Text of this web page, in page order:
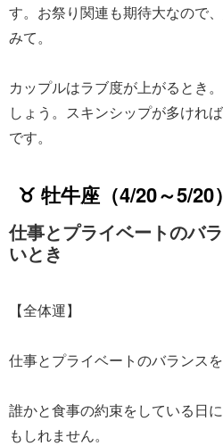
す。お祭り関連も期待大なので
みて。
カップルはラブ度が上がるとき
しょう。スキンシップが多けれ
です。
♉ 牡牛座（4/20～5/20）
仕事とプライベートのバ
いとき
【全体運】
仕事とプライベートのバランス
誰かと食事の約束をしている日
もしれません。